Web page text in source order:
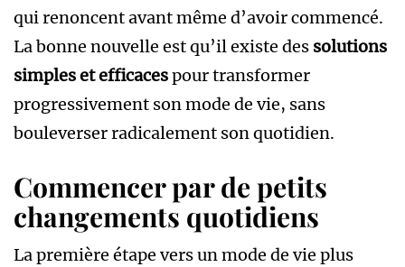
qui renoncent avant même d’avoir commencé.
La bonne nouvelle est qu’il existe des solutions
simples et efficacespour transformer
progressivement son mode de vie, sans
bouleverser radicalement son quotidien.
Commencer par de petits
changements quotidiens
La première étape vers un mode de vie plus